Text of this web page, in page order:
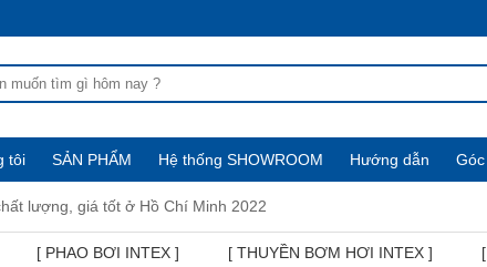
tôi SẢN PHẨM Hệ thống SHOWROOM Hướng dẫn
lượng, giá tốt ở Hồ Chí Minh 2022
[ PHAO BƠI INTEX ] [ THUYỀN BƠM HƠI INTEX ]